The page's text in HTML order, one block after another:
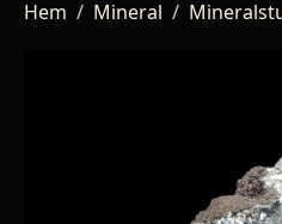
Hem Mineral